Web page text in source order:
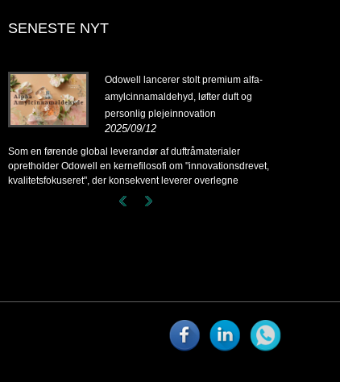
SENESTE NYT
Odowell lancerer stolt premium alfa-
amylcinnamaldehyd, løfter duft og
personlig plejeinnovation
2025/09/12
Som en førende global leverandør af duftråmaterialer
opretholder Odowell en kernefilosofi om "innovationsdrevet,
kvalitetsfokuseret", der konsekvent leverer overlegne
duftløsninger til kunder over hele verden.